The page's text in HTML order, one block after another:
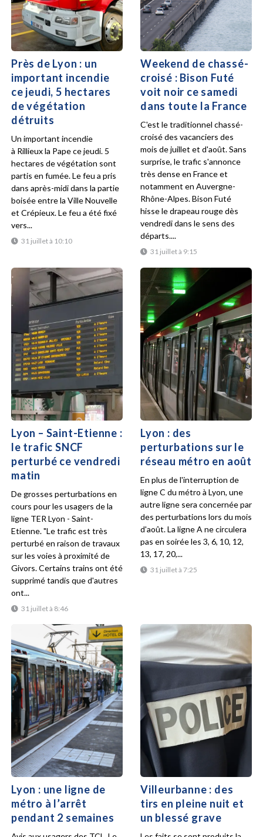
Près de Lyon : un
important incendie
ce jeudi, 5 hectares
de végétation
détruits
31 juillet à 10:10
Un important incendie
à Rillieux la Pape ce jeudi. 5
hectares de végétation sont
partis en fumée. Le feu a pris
dans après-midi dans la partie
boisée entre la Ville Nouvelle
et Crépieux. Le feu a été fixé
vers...
Weekend de chassé-
croisé : Bison Futé
voit noir ce samedi
dans toute la France
31 juillet à 9:15
C'est le traditionnel chassé-
croisé des vacanciers des
mois de juillet et d'août. Sans
surprise, le trafic s'annonce
très dense en France et
notamment en Auvergne-
Rhône-Alpes. Bison Futé
hisse le drapeau rouge dès
vendredi dans le sens des
départs....
Lyon – Saint-Etienne :
le trafic SNCF
perturbé ce vendredi
matin
31 juillet à 8:46
De grosses perturbations en
cours pour les usagers de la
ligne TER Lyon - Saint-
Etienne. "Le trafic est très
perturbé en raison de travaux
sur les voies à proximité de
Givors. Certains trains ont été
supprimé tandis que d'autres
ont...
Lyon : des
perturbations sur le
réseau métro en août
31 juillet à 7:25
En plus de l'interruption de
ligne C du métro à Lyon, une
autre ligne sera concernée par
des perturbations lors du mois
d'août. La ligne A ne circulera
pas en soirée les 3, 6, 10, 12,
13, 17, 20,...
Lyon : une ligne de
métro à l’arrêt
pendant 2 semaines
Villeurbanne : des
tirs en pleine nuit et
un blessé grave